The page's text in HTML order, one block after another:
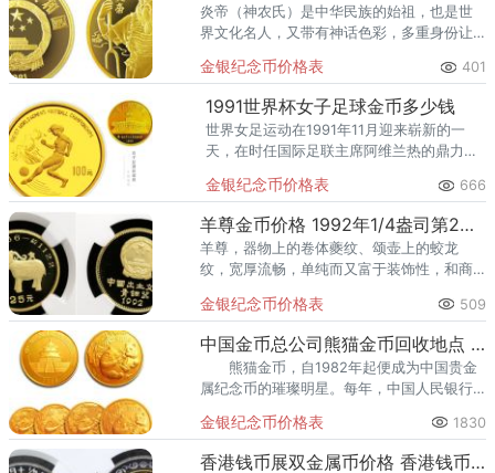
炎帝（神农氏）是中华民族的始祖，也是世
界文化名人，又带有神话色彩，多重身份让
帝金币为中国人民银行于1991年发行的世界
文化名人金银纪念币系列第
金银纪念币价格表 401
1991世界杯女子足球金币多少钱
世界女足运动在1991年11月迎来崭新的一
天，在时任国际足联主席阿维兰热的鼎力倡
共和国广州市承办了该项赛事，有众多热情
的观众亲临赛场为女足加油
金银纪念币价格表 666
羊尊金币价格 1992年1/4盎司第2组羊尊金币最新价格
羊尊，器物上的卷体夔纹、颂壶上的蛟龙
纹，宽厚流畅，单纯而又富于装饰性，和商
1992年发行中国出土文物（青铜器）纪念币
（第2组）金币，羊尊金币1
金银纪念币价格表 509
中国金币总公司熊猫金币回收地点 熊猫金币价格表
熊猫金币，自1982年起便成为中国贵金
属纪念币的璀璨明星。每年，中国人民银行
熊猫金币，这些金币不仅承载着深厚的文化
底蕴，更因其独特的投资价
金银纪念币价格表 1830
香港钱币展双金属币价格 香港钱币展双金属币值多少钱